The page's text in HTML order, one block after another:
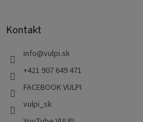
Kontakt
info@vulpi.sk
+421 907 649 471
FACEBOOK VULPI
vulpi_sk